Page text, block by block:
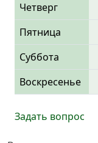
Четверг
Пятница
Суббота
Воскресенье
Задать вопрос